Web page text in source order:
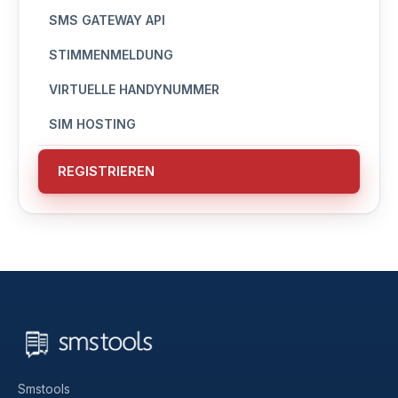
SMS GATEWAY API
STIMMENMELDUNG
VIRTUELLE HANDYNUMMER
SIM HOSTING
REGISTRIEREN
Smstools